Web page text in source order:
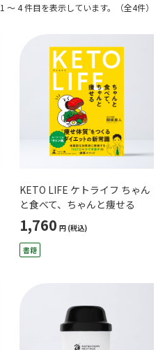
1 ～ 4 件目を表示しています。（全4件）
KETO LIFE ケトライフ ちゃん
と食べて、ちゃんと痩せる
1,760 円 (税込)
書籍